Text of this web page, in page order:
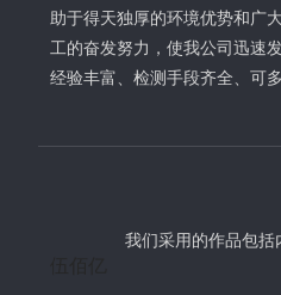
助于得天独厚的环境优势和广
工的奋发努力，使我公司迅速
经验丰富、检测手段齐全、可
我们采用的作品包括